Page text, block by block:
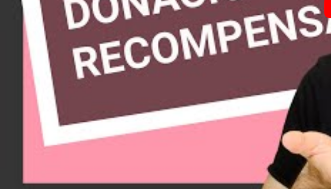
una plataforma de recompensa
plataformas de calidad. Gracias a ti
Responder
Deja una respuesta